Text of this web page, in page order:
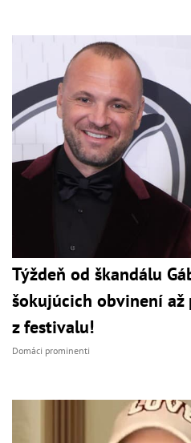
Týždeň od škandálu
šokujúcich obvinení až
z festivalu!
Domáci prominenti